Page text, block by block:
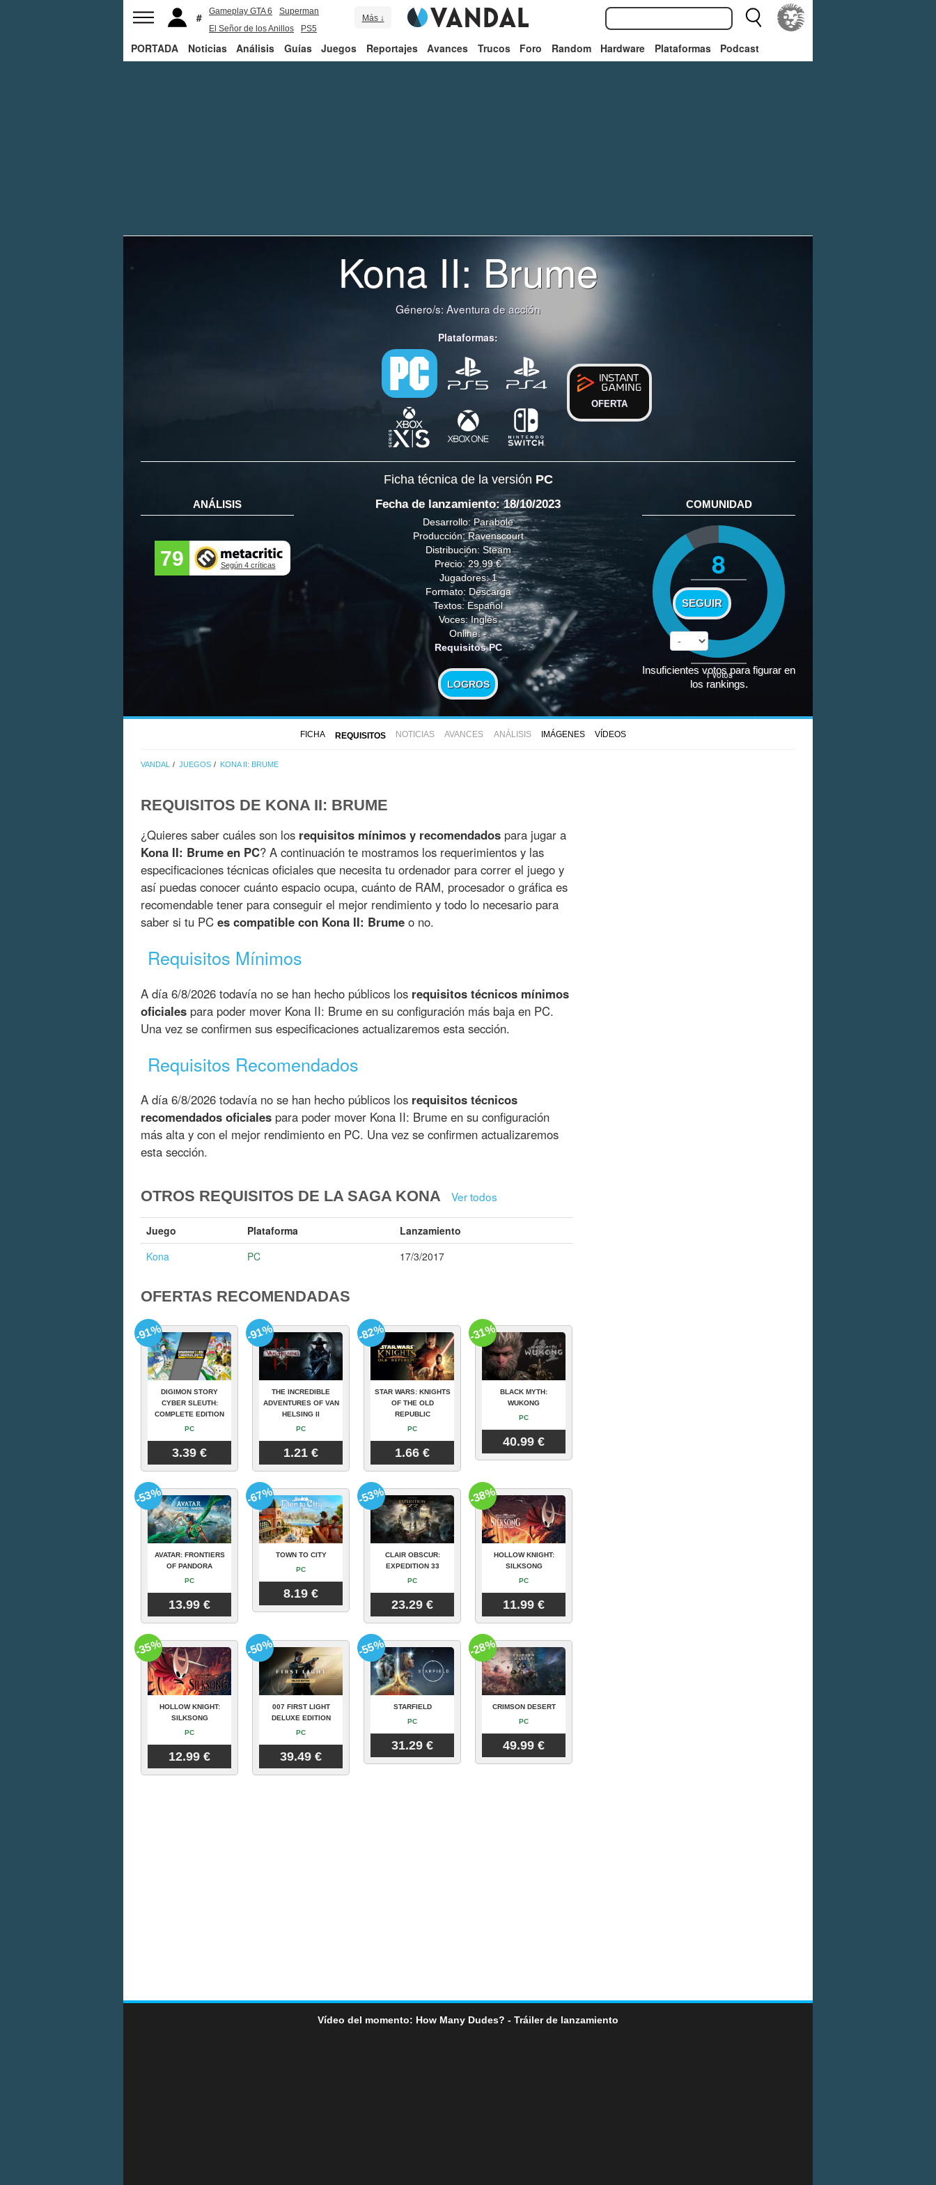
Gameplay GTA 6
Superman
El Señor de los Anillos
PS5
Más ↓
PORTADA Noticias Análisis Guías Juegos Reportajes Avances Trucos Foro Random Hardware Plataformas Podcast
Kona II: Brume
Género/s:Aventura de acción
Plataformas:
OFERTA
Ficha técnica de la versión PC
ANÁLISIS
79 Según 4 críticas
Fecha de lanzamiento: 18/10/2023
Desarrollo: Parabole
Producción: Ravenscourt
Distribución: Steam
Precio: 29.99 €
Jugadores: 1
Formato: Descarga
Textos: Español
Voces: Inglés
Online: -
Requisitos PC
LOGROS
COMUNIDAD
8
SEGUIR
1votos
Insuficientes votos para figurar en
los rankings.
FICHA REQUISITOS NOTICIAS AVANCES ANÁLISIS IMÁGENES VÍDEOS
VANDAL JUEGOS KONA II: BRUME
REQUISITOS DE KONA II: BRUME
¿Quieres saber cuáles son los requisitos mínimos y recomendados para jugar a
Kona II: Brume en PC? A continuación te mostramos los requerimientos y las
especificaciones técnicas oficiales que necesita tu ordenador para correr el juego y
así puedas conocer cuánto espacio ocupa, cuánto de RAM, procesador o gráfica es
recomendable tener para conseguir el mejor rendimiento y todo lo necesario para
saber si tu PC es compatible con Kona II: Brume o no.
Requisitos Mínimos
A día 6/8/2026 todavía no se han hecho públicos los requisitos técnicos mínimos
oficiales para poder mover Kona II: Brume en su configuración más baja en PC.
Una vez se confirmen sus especificaciones actualizaremos esta sección.
Requisitos Recomendados
A día 6/8/2026 todavía no se han hecho públicos los requisitos técnicos
recomendados oficiales para poder mover Kona II: Brume en su configuración
más alta y con el mejor rendimiento en PC. Una vez se confirmen actualizaremos
esta sección.
OTROS REQUISITOS DE LA SAGA KONA Ver todos
Juego Plataforma
Lanzamiento
Kona
PC 17/3/2017
OFERTAS RECOMENDADAS
DIGIMON STORY
CYBER SLEUTH:
COMPLETE EDITION
PC
3.39 €
-91%
THE INCREDIBLE
ADVENTURES OF VAN
HELSING II
PC
1.21 €
-91%
STAR WARS: KNIGHTS
OF THE OLD
REPUBLIC
PC
1.66 €
-82%
BLACK MYTH:
WUKONG
PC
40.99 €
-31%
AVATAR: FRONTIERS
OF PANDORA
PC
13.99 €
-53%
TOWN TO CITY
PC
8.19 €
-67%
CLAIR OBSCUR:
EXPEDITION 33
PC
23.29 €
-53%
HOLLOW KNIGHT:
SILKSONG
PC
11.99 €
-38%
HOLLOW KNIGHT:
SILKSONG
PC
12.99 €
-35%
007 FIRST LIGHT
DELUXE EDITION
PC
39.49 €
-50%
STARFIELD
PC
31.29 €
-55%
CRIMSON DESERT
PC
49.99 €
-28%
Vídeo del momento: How Many Dudes? - Tráiler de lanzamiento